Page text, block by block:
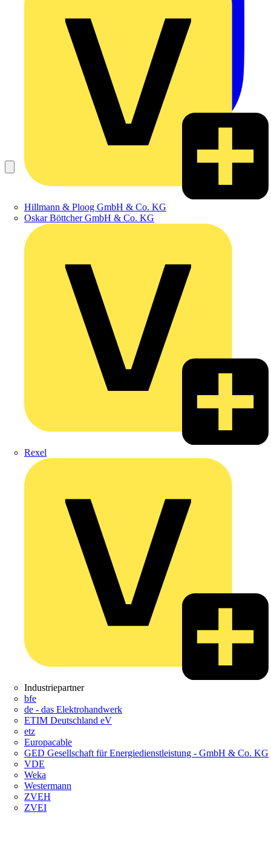
Hillmann & Ploog GmbH & Co. KG
Oskar Böttcher GmbH & Co. KG
Rexel
Industriepartner
bfe
de - das Elektrohandwerk
ETIM Deutschland eV
etz
Europacable
GED Gesellschaft für Energiedienstleistung - GmbH & Co. KG
VDE
Weka
Westermann
ZVEH
ZVEI